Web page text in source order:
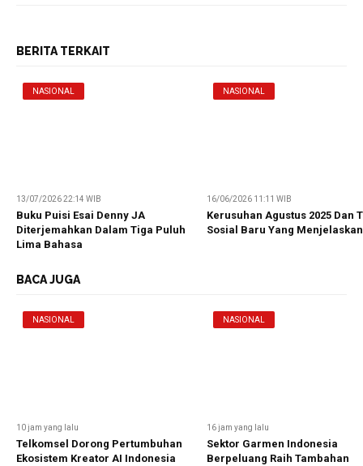
BERITA TERKAIT
NASIONAL
13/07/2026 22:14 WIB
Buku Puisi Esai Denny JA
Diterjemahkan Dalam Tiga Puluh
Lima Bahasa
NASIONAL
16/06/2026 11:11 WIB
Kerusuhan Agustus 2025 Dan
Sosial Baru Yang
BACA JUGA
NASIONAL
10 jam yang lalu
Telkomsel Dorong Pertumbuhan
Ekosistem Kreator AI Indonesia
NASIONAL
16 jam yang lalu
Sektor Garmen Indonesia
Berpeluang Raih Tambahan